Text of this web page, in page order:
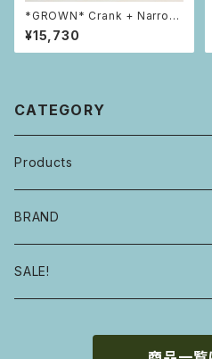
*GROWN* Crank + Narrow
Wide Chainring Set 36t
¥15,730
CATEGORY
Products
自転車・フレーム
ハンドル・ステム・グリップ・ヘッドセ
BRAND
E.B.S
SALE!